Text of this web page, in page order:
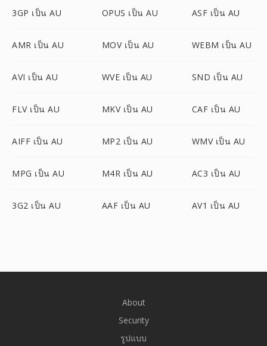
3GP เป็น AU OPUS เป็น AU ASF เป็น AU
AMR เป็น AU MOV เป็น AU WEBM เป็น AU
AVI เป็น AU WVE เป็น AU SND เป็น AU
FLV เป็น AU MKV เป็น AU CAF เป็น AU
AIFF เป็น AU MP2 เป็น AU WMV เป็น AU
MPG เป็น AU M4R เป็น AU AC3 เป็น AU
3G2 เป็น AU AAF เป็น AU AV1 เป็น AU
About
Security
รูปแบบ